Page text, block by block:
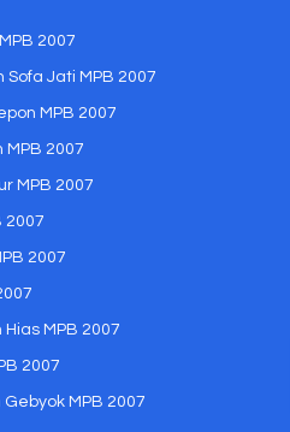
2007
Jati MPB 2007
MPB 2007
MPB 2007
MPB 2007
2007
2007
MPB 2007
2007
MPB 2007